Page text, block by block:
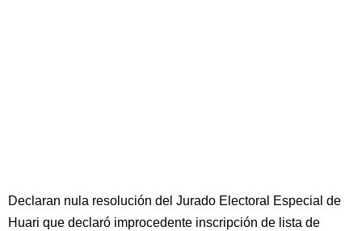
Declaran nula resolución del Jurado Electoral Especial de
Huari que declaró improcedente inscripción de lista de